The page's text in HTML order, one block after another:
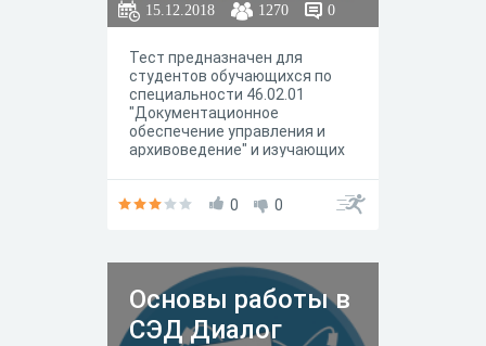
15.12.2018 1270 0
Тест предназначен для
студентов обучающихся по
специальности 46.02.01
"Документационное
обеспечение управления и
архивоведение" и изучающих
Воспросы теста
документами".
0 0
Основы работы в
СЭД Диалог